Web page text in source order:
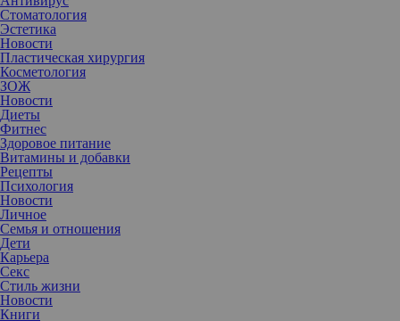
Стоматология
Эстетика
Новости
Пластическая хирургия
Косметология
ЗОЖ
Новости
Диеты
Фитнес
Здоровое питание
Витамины и добавки
Рецепты
Психология
Новости
Личное
Семья и отношения
Дети
Карьера
Секс
Стиль жизни
Новости
Книги
Уважение — наиважнейший элемент любых отношений. Если
оно исчезает, то это ощущается особо остро. Уважение — это
позиция одного человека по отношению к другому, по сути, это